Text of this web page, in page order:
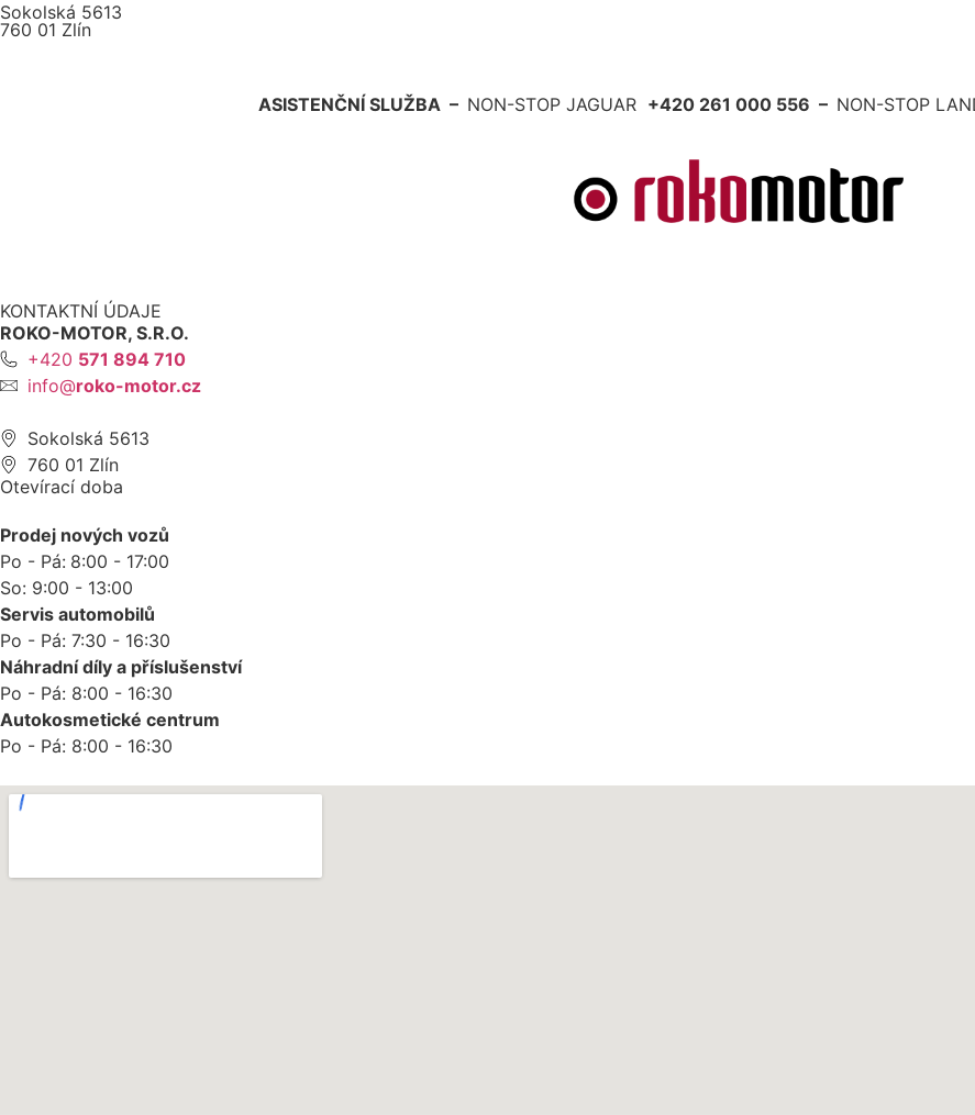
Sokolská 5613
760 01 Zlín
ASISTENČNÍ SLUŽBA – NON-STOP JAGUAR +420 261 000 556 – NON-STOP
KONTAKTNÍ ÚDAJE
ROKO-MOTOR, S.R.O.
+420 571 894 710
info@roko-motor.cz
Sokolská 5613
760 01 Zlín
Otevírací doba
Prodej nových vozů
Po - Pá: 8:00 - 17:00
So: 9:00 - 13:00
Servis automobilů
Po - Pá: 7:30 - 16:30
Náhradní díly a příslušenství
Po - Pá: 8:00 - 16:30
Autokosmetické centrum
Po - Pá: 8:00 - 16:30